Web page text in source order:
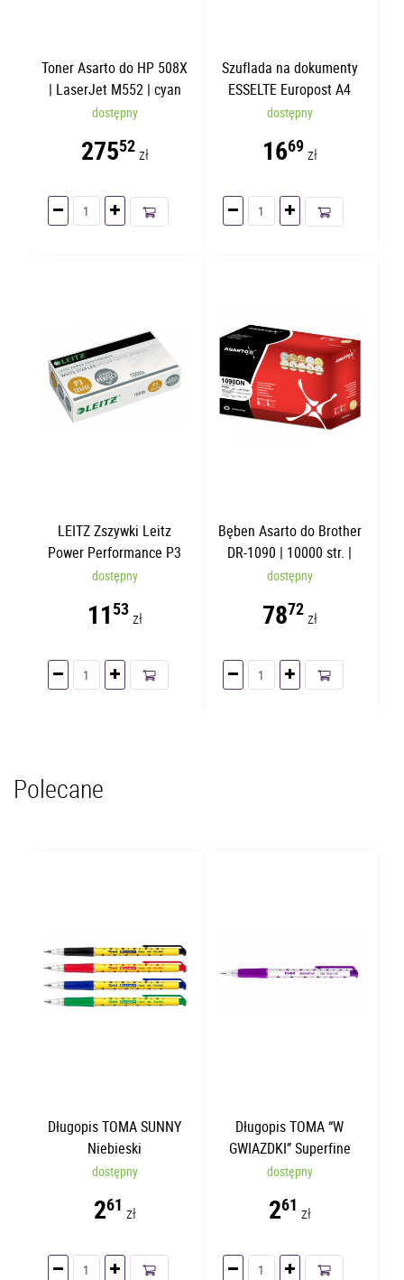
Toner Asarto do HP 508X
| LaserJet M552 | cyan
dostępny
27552zł
Szuflada na dokumenty
ESSELTE Europost A4
Zielona Przezroczysta
dostępny
1669 zł
LEITZ Zszywki Leitz
Power Performance P3
24/6 Białe
dostępny
11 53zł
Bęben Asarto do Brother
DR-1090 | 10000 str. |
black
dostępny
7872zł
Polecane
Długopis TOMA SUNNY
Niebieski
dostępny
261 zł
Długopis TOMA “W
GWIAZDKI” Superfine
Fioletowy TO-069
dostępny
261 zł